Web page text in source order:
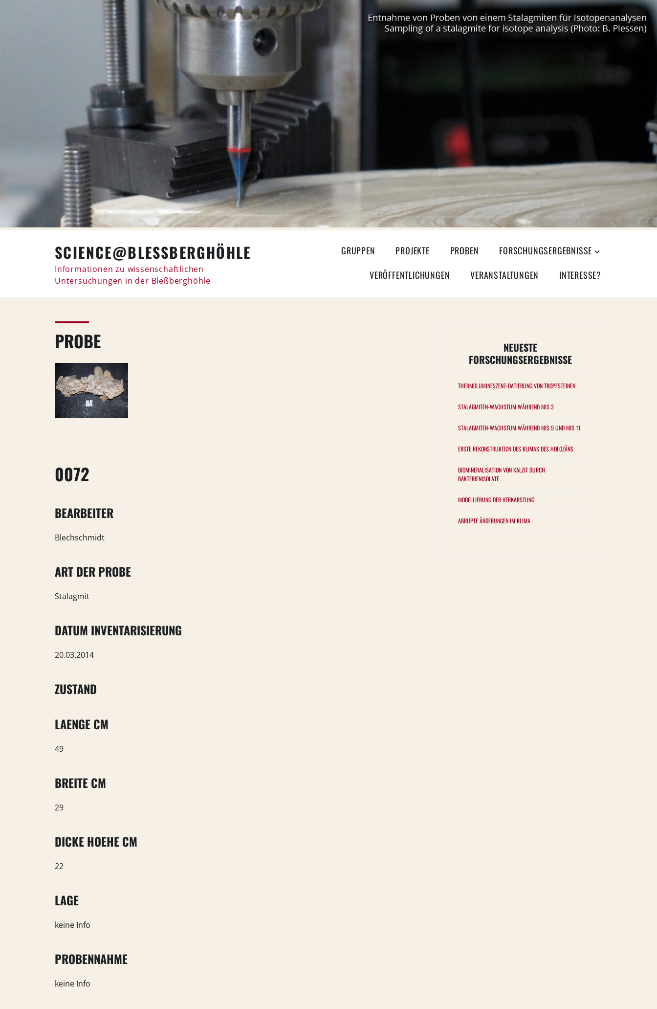
SCIENCE@BLESSBERGHÖHLE
Informationen zu wissenschaftlichen
Untersuchungen in der Bleßberghöhle
GRUPPEN PROJEKTE PROBEN
FORSCHUNGSERGEBNISSE
VERÖFFENTLICHUNGEN
VERANSTALTUNGEN INTERESSE?
PROBE
0072
BEARBEITER
Blechschmidt
ART DER PROBE
Stalagmit
DATUM INVENTARISIERUNG
20.03.2014
ZUSTAND
LAENGE CM
49
BREITE CM
29
DICKE HOEHE CM
22
LAGE
keine Info
PROBENNAHME
keine Info
NEUESTE
FORSCHUNGSERGEBNISSE
THERMOLUMINESZENZ-DATIERUNG VON TROPFSTEINEN
STALAGMITEN-WACHSTUM WÄHREND MIS 3
STALAGMITEN-WACHSTUM WÄHREND MIS 9 UND MIS 11
ERSTE REKONSTRUKTION DES KLIMAS DES HOLOZÄNS
BIOMINERALISATION VON KALZIT DURCH
BAKTERIENISOLATE
MODELLIERUNG DER VERKARSTUNG
ABRUPTE ÄNDERUNGEN IM KLIMA